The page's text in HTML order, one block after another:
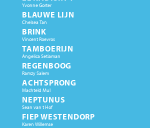
Yvonne Gorter
BLAUWE LIJN
Chelsea Tan
BRINK
Vincent Roevros
TAMBOERIJN
Angelica Setiaman
REGENBOOG
Ramzy Salem
ACHTSPRONG
Machteld Mul
NEPTUNUS
Sean van t Hof
FIEP WESTENDORP
Karen Willemse